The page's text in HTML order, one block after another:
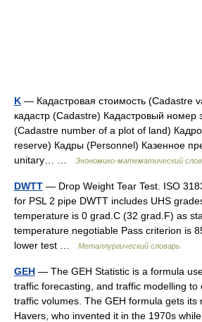
K — Кадастровая стоимость (Cadastre
кадастр (Cadastre) Кадастровый номер
(Cadastre number of a plot of land)
reserve) Кадры (Personnel) Казенное
unitary… …
Экономико-математический
DWTT — Drop Weight Tear Test. ISO
for PSL 2 pipe DWTT includes UHS
temperature is 0 grad.C (32 grad.F) as
temperature negotiable Pass criterion is
lower test …
Металлургический словарь
GEH — The GEH Statistic is a formula
traffic forecasting, and traffic modelling to
traffic volumes. The GEH formula gets its
Havers, who invented it in the 1970s